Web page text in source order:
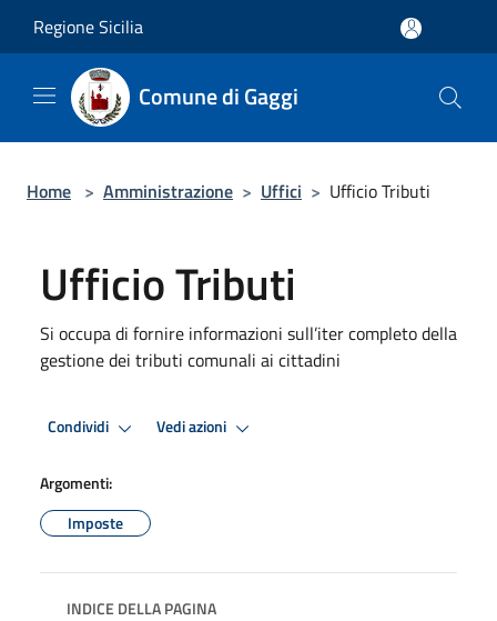
Regione Sicilia
Comune di Gaggi
Home > Amministrazione > Uffici > Ufficio Tributi
Ufficio Tributi
Si occupa di fornire informazioni sull’iter completo della
gestione dei tributi comunali ai cittadini
Condividi Vedi azioni
Argomenti:
Imposte
INDICE DELLA PAGINA